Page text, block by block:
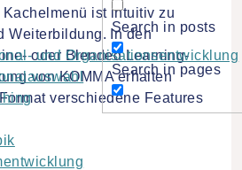
Search in posts
Search in pages
und Organisationsentwicklung
ist intuitiv zu
Weiterbildung. In den
oder Blended Learning-
von KOMMA erhalten
verschiedene Features